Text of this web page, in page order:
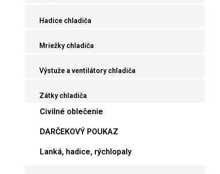
Hadice chladiča
Mriežky chladiča
Výstuže a ventilátory chladiča
Zátky chladiča
Civilné oblečenie
DARČEKOVÝ POUKAZ
Lanká, hadice, rýchlopaly